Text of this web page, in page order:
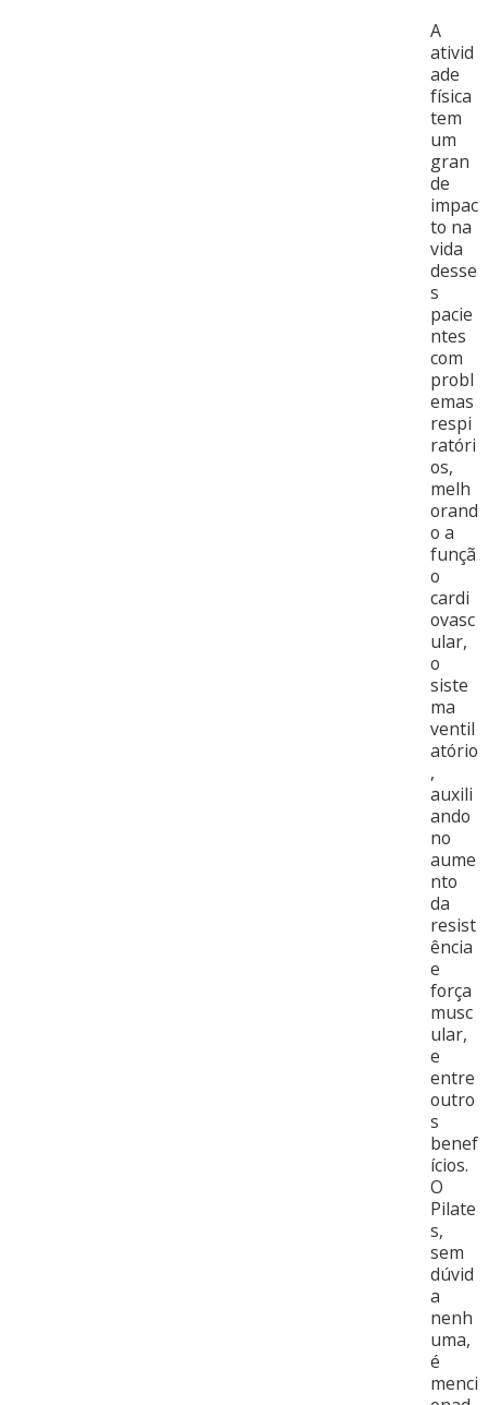
A
ativid
ade
física
tem
um
gran
de
impac
to na
vida
desse
s
pacie
ntes
com
probl
emas
respi
ratóri
os,
melh
orand
o a
funçã
o
cardi
ovasc
ular,
o
siste
ma
ventil
atório
,
auxili
ando
no
aume
nto
da
resist
ência
e
força
musc
ular,
e
entre
outro
s
benef
ícios.
O
Pilate
s,
sem
dúvid
a
nenh
uma,
é
menci